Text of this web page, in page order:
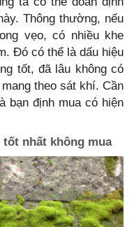
Thông thường, nếu
vẹo, có nhiều khe
Đó có thể là dấu hiệu
tốt, đã lâu không có
theo sát khí. Cần
bạn định mua có hiện
tốt nhất không mua